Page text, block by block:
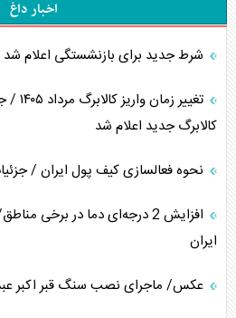
اخبار داغ
شرط جدید برای بازنشستگی اعلام شد
کالابرگ جدید اعلام شد
نحوه فعالسازی کیف پول ایران /
افزایش 2 درجه‌ای دما در برخی
ایران
عکس/ ماجرای نصب سنگ قبر اکبر